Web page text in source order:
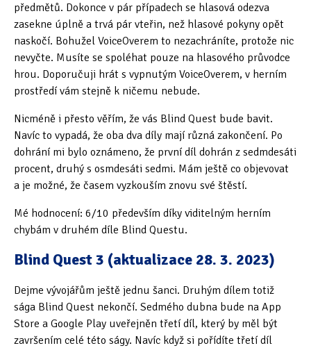
předmětů. Dokonce v pár případech se hlasová odezva
zasekne úplně a trvá pár vteřin, než hlasové pokyny opět
naskočí. Bohužel VoiceOverem to nezachráníte, protože nic
nevyčte. Musíte se spoléhat pouze na hlasového průvodce
hrou. Doporučuji hrát s vypnutým VoiceOverem, v herním
prostředí vám stejně k ničemu nebude.
Nicméně i přesto věřím, že vás Blind Quest bude bavit.
Navíc to vypadá, že oba dva díly mají různá zakončení. Po
dohrání mi bylo oznámeno, že první díl dohrán z sedmdesáti
procent, druhý s osmdesáti sedmi. Mám ještě co objevovat
a je možné, že časem vyzkouším znovu své štěstí.
Mé hodnocení: 6/10 především díky viditelným herním
chybám v druhém díle Blind Questu.
Blind Quest 3 (aktualizace 28. 3. 2023)
Dejme vývojářům ještě jednu šanci. Druhým dílem totiž
sága Blind Quest nekončí. Sedmého dubna bude na App
Store a Google Play uveřejněn třetí díl, který by měl být
završením celé této ságy. Navíc když si pořídíte třetí díl